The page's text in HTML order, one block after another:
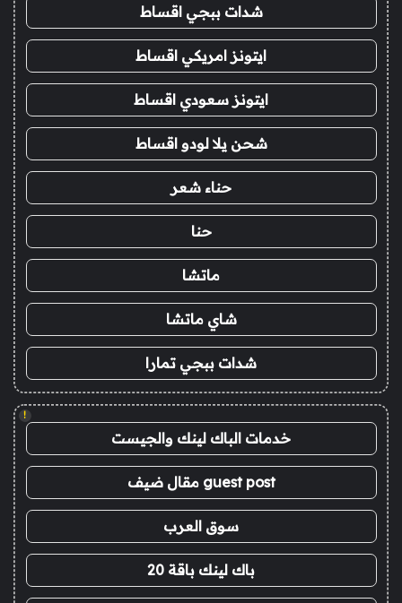
شدات ببجي اقساط
ايتونز امريكي اقساط
ايتونز سعودي اقساط
شحن يلا لودو اقساط
حناء شعر
حنا
ماتشا
شاي ماتشا
شدات ببجي تمارا
!
خدمات الباك لينك والجيست
guest post مقال ضيف
سوق العرب
باك لينك باقة 20